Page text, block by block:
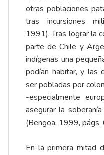
otras poblaciones
tras incursiones
1991). Tras lograr la
parte de Chile y
indígenas una
podían habitar, y las
ser pobladas por
-especialmente
asegurar la
(Bengoa, 1999,
En la primera mitad